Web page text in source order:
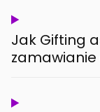
Jak Gifting